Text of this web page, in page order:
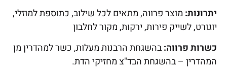
יתרונות: מוצר פרווה, מתאים לכל שילוב, כתוספת למוזלי,
יוגורט, לשייק פירות, ירקות, מקור לחלבון
כשרות פרווה:בהשגחת הרבנות מעלות, כשר למהדרין מן
המהדרין – בהשגחת הבד"צ מחזיקי הדת.